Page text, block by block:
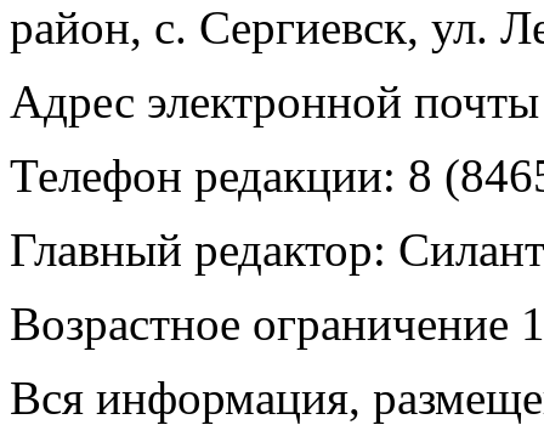
район, с. Сергиевск, ул.
Адрес электронной
Телефон редакции: 8
Главный редактор:
Возрастное ограничение
Вся информация,